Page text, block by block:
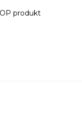
produkt